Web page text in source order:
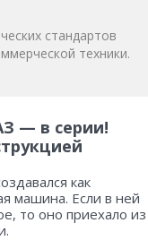
стандартов
техники.
— в серии!
как
машина. Если в ней
то оно приехало из